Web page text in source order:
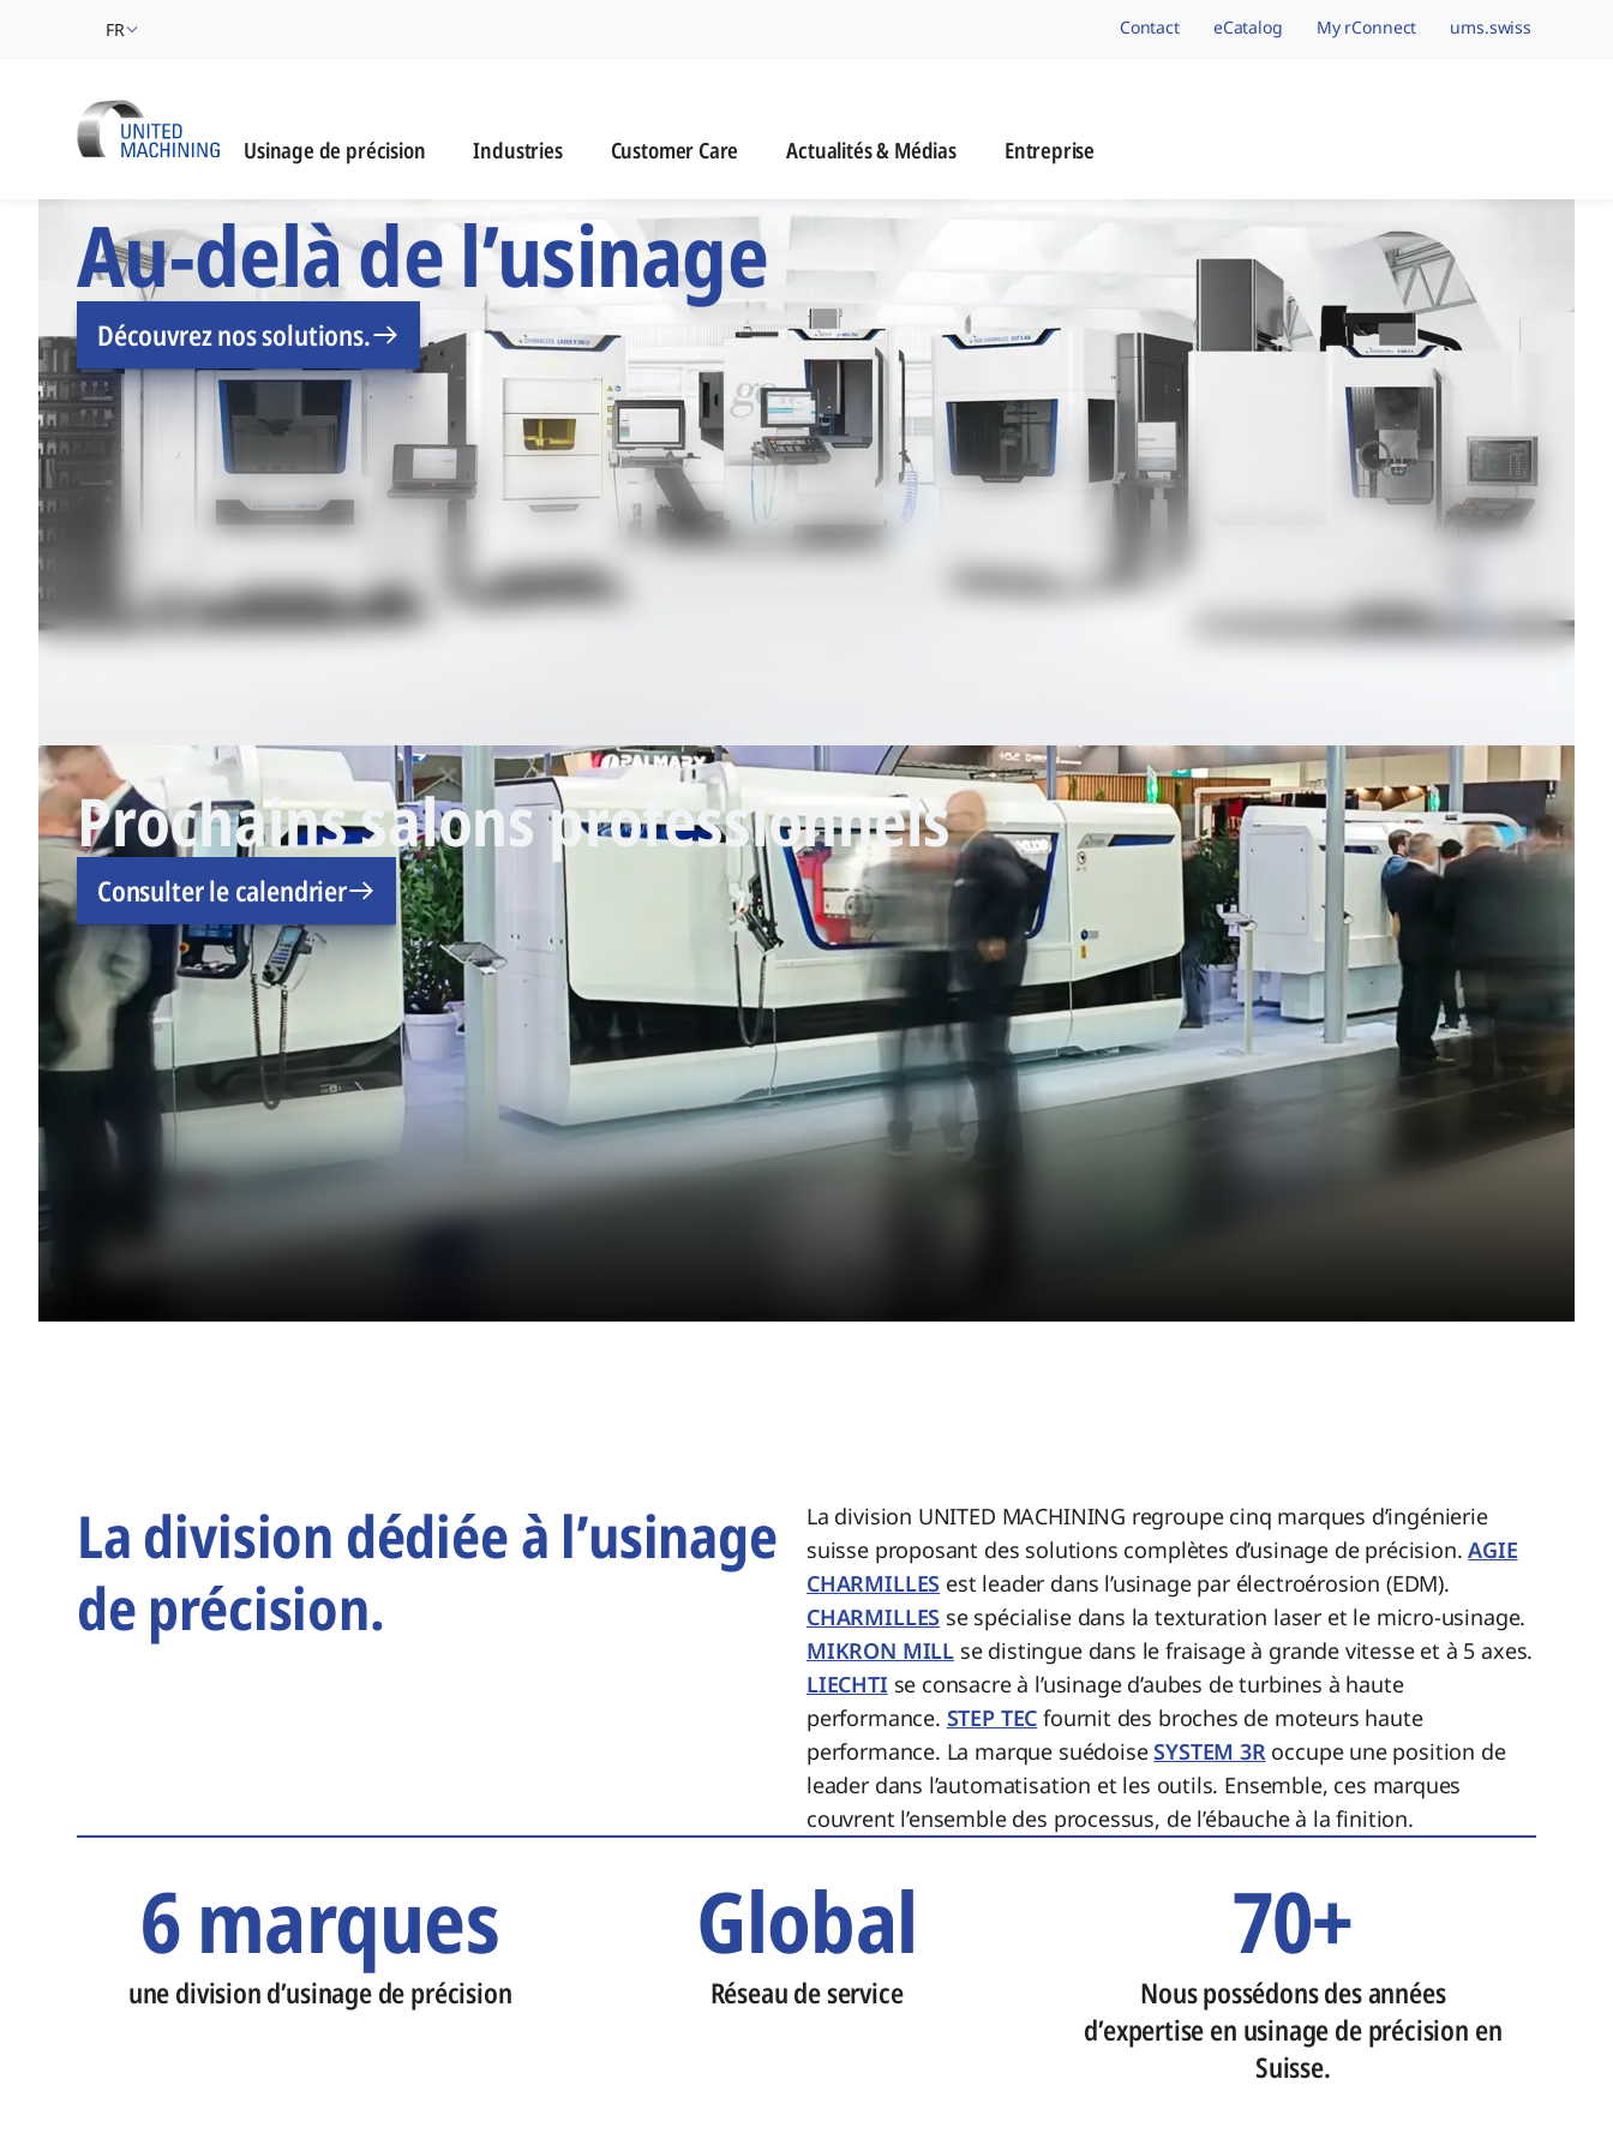
FR navigation.brand
Contact eCatalog My rConnect ums.swiss
Usinage de précision Industries Customer Care Actualités & Médias Entreprise
UNITED MACHINING - Six Marques d'Usinage de
Au-delà de l’usinage
Découvrez nos solutions.
Prochains salons professionnels
Consulter le calendrier
La division dédiée à l’usinage
de précision.
La division UNITED MACHINING regroupe cinq marques d’ingénierie
suisse proposant des solutions complètes d’usinage de précision.AGIE
CHARMILLES est leader dans l’usinage par électroérosion (EDM).
CHARMILLES se spécialise dans la texturation laser et le micro-usinage.
MIKRON MILL se distingue dans le fraisage à grande vitesse et à 5 axes.
LIECHTI se consacre à l’usinage d’aubes de turbines à haute
performance. STEP TEC fournit des broches de moteurs haute
performance. La marque suédoiseSYSTEM 3Roccupe une position de
leader dans l’automatisation et les outils. Ensemble, ces marques
couvrent l’ensemble des processus, de l’ébauche à la finition.
6 marques
une division d’usinage de précision
Global
Réseau de service
70+
Nous possédons des années
d’expertise en usinage de précision en
Suisse.